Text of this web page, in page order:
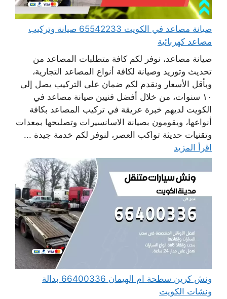
صيانة مصاعد في الكويت 65542233 صيانة وتركيب
مصاعد كهربائية
صيانة مصاعد، نوفر لكم كافة متطلبات المصاعد من
تحديث وتوريد وصيانة لكافة أنواع المصاعد التجارية،
وبأقل الأسعار ونقدم لكم ضمان على التركيب يصل إلى
١٠ سنوات، من خلال أفضل فنيين صيانة مصاعد في
الكويت لديهم خبرة عريقة في تركيب المصاعد بكافة
أنواعها، ويقومون بصيانة الاسانسيرات وتصليحها بمعدات
وتقنيات حديثة تواكب العصر، لنوفر لكم خدمة جيدة ...
اقرأ المزيد
ونش كرين سطحة ام الهيمان 66400336 بدالة
ونشات الكويت